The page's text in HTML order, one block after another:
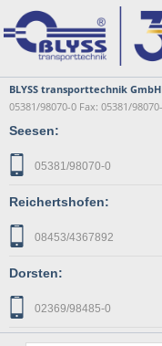
BLYSS transporttechnik GmbH
05381/98070-0 Fax: 05381/
Seesen:
05381/98070-0
Reichertshofen:
08453/4367892
Dorsten:
02369/98485-0